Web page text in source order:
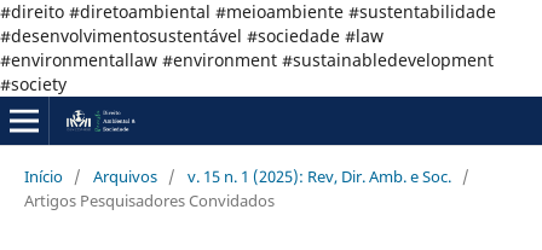
#direito #diretoambiental #meioambiente #sustentabilidade
#desenvolvimentosustentável #sociedade #law
#environmentallaw #environment #sustainabledevelopment
#society
Início / Arquivos / v. 15 n. 1 (2025): Rev, Dir. Amb. e Soc. /
Artigos Pesquisadores Convidados